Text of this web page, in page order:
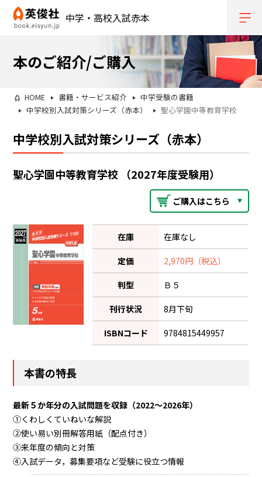
中学・高校入試赤本
本のご紹介/ご購入
HOME 書籍・サービス紹介
中学受験の書籍
中学校別入試対策シリーズ（赤本）
聖心学園中等教育学校
中学校別入試対策シリーズ（赤本）
聖心学園中等教育学校 （2027年度受験用）
ご購入はこちら
在庫 在庫なし
定価 2,970円（税込）
判型 Ｂ５
刊行状況 8月下旬
ISBNコード 9784815449957
本書の特長
最新５か年分の入試問題を収録（2022～2026年）
①くわしくていねいな解説
②使い易い別冊解答用紙（配点付き）
③来年度の傾向と対策
④入試データ，募集要項など受験に役立つ情報